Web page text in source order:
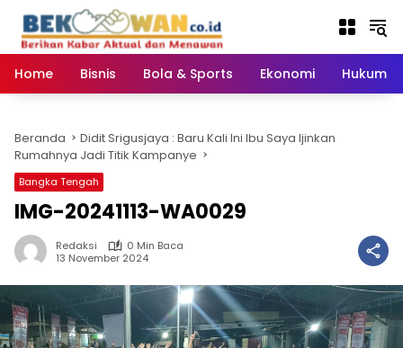
konten
Home
Bisnis Bola & Sports Ekonomi Hukum
Beranda
Didit Srigusjaya : Baru Kali Ini Ibu Saya Ijinkan
Rumahnya Jadi Titik Kampanye
Bangka Tengah
IMG-20241113-WA0029
Redaksi
0 Min Baca
13 November 2024